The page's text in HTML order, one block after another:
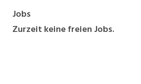
Jobs
Zurzeit keine freien Jobs.